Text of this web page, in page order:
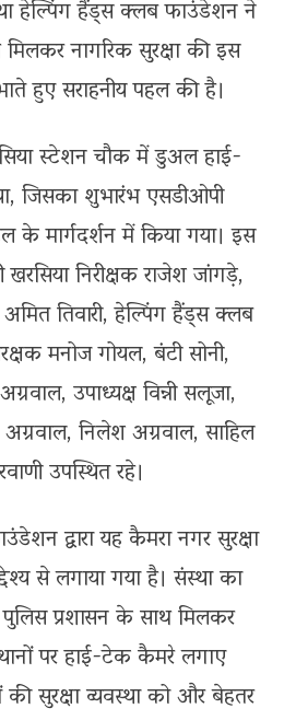
हेल्पिंग हैंड्स क्लब फाउंडेशन ने
नागरिक सुरक्षा की इस
हुए सराहनीय पहल की है।
स्टेशन चौक में डुअल हाई-
जिसका शुभारंभ एसडीओपी
के मार्गदर्शन में किया गया। इस
खरसिया निरीक्षक राजेश जांगड़े,
अमित तिवारी, हेल्पिंग हैंड्स क्लब
मनोज गोयल, बंटी सोनी,
उपाध्यक्ष विन्नी सलूजा,
निलेश अग्रवाल, साहिल
उपस्थित रहे।
द्वारा यह कैमरा नगर सुरक्षा
से लगाया गया है। संस्था का
प्रशासन के साथ मिलकर
पर हाई-टेक कैमरे लगाए
सुरक्षा व्यवस्था को और बेहतर